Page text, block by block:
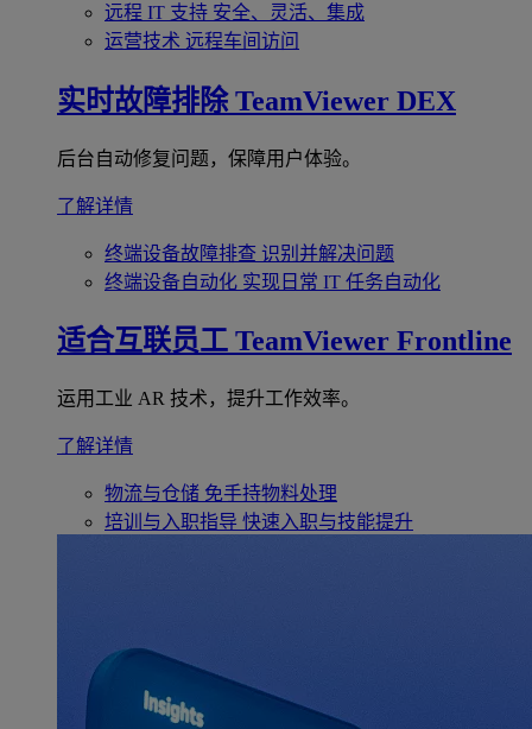
远程 IT 支持 安全、灵活、集成
运营技术 远程车间访问
实时故障排除 TeamViewer DEX
后台自动修复问题，保障用户体验。
了解详情
终端设备故障排查 识别并解决问题
终端设备自动化 实现日常 IT 任务自动化
适合互联员工 TeamViewer Frontline
运用工业 AR 技术，提升工作效率。
了解详情
物流与仓储 免手持物料处理
培训与入职指导 快速入职与技能提升